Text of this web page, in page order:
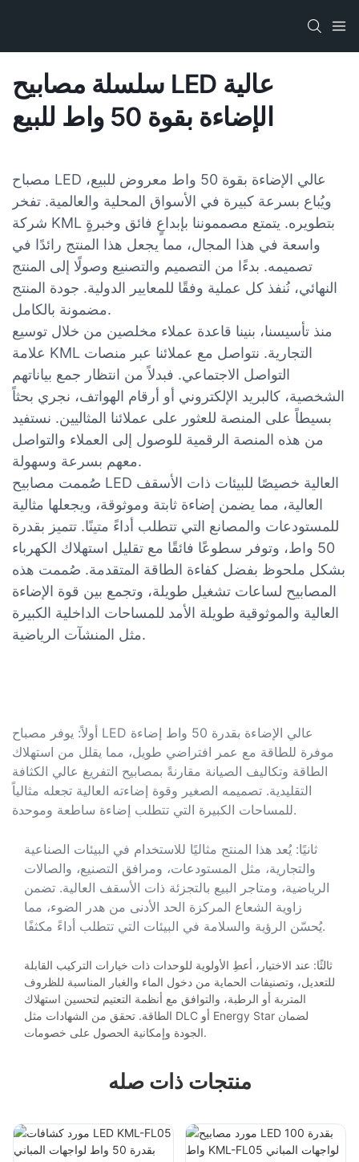
سلسلة مصابيح LED عالية
الإضاءة بقوة 50 واط للبيع
مصباح LED عالي الإضاءة بقوة 50 واط معروض للبيع،
ويُباع بسرعة كبيرة في الأسواق المحلية والعالمية. تفخر
شركة KML بتطويره. يتمتع مصمموننا بإبداعٍ فائق وخبرةٍ
واسعة في هذا المجال، مما يجعل هذا المنتج رائدًا في
تصميمه. بدءًا من التصميم والتصنيع وصولًا إلى المنتج
النهائي، نُنفذ كل عملية وفقًا للمعايير الدولية. جودة المنتج
مضمونة بالكامل.
منذ تأسيسنا، بنينا قاعدة عملاء مخلصين من خلال توسيع
علامة KML التجارية. نتواصل مع عملائنا عبر منصات
التواصل الاجتماعي. فبدلاً من انتظار جمع بياناتهم
الشخصية، كالبريد الإلكتروني أو أرقام الهواتف، نجري بحثاً
بسيطاً على المنصة للعثور على عملائنا المثاليين. نستفيد
من هذه المنصة الرقمية للوصول إلى العملاء والتواصل
معهم بسرعة وسهولة.
صُممت مصابيح LED العالية خصيصًا للبيئات ذات الأسقف
العالية، مما يضمن إضاءة ثابتة وموثوقة، ويجعلها مثالية
للمستودعات والمصانع التي تتطلب أداءً متينًا. تتميز بقدرة
50 واط، وتوفر سطوعًا فائقًا مع تقليل استهلاك الكهرباء
بشكل ملحوظ بفضل كفاءة الطاقة المتقدمة. صُممت هذه
المصابيح لساعات تشغيل طويلة، وتجمع بين قوة الإضاءة
العالية والموثوقية طويلة الأمد للمساحات الداخلية الكبيرة
مثل المنشآت الرياضية.
أولاً: يوفر مصباح LED عالي الإضاءة بقدرة 50 واط إضاءة
موفرة للطاقة مع عمر افتراضي طويل، مما يقلل من استهلاك
الطاقة وتكاليف الصيانة مقارنةً بمصابيح التفريغ عالي الكثافة
التقليدية. تصميمه الصغير وقوة إضاءته العالية تجعله مثالياً
للمساحات الكبيرة التي تتطلب إضاءة ساطعة وموحدة.
ثانيًا: يُعد هذا المنتج مثاليًا للاستخدام في البيئات الصناعية
والتجارية، مثل المستودعات، ومرافق التصنيع، والصالات
الرياضية، ومتاجر البيع بالتجزئة ذات الأسقف العالية. تضمن
زاوية الشعاع المركزة الحد الأدنى من هدر الضوء، مما
يُحسّن الرؤية والسلامة في البيئات التي تتطلب أداءً مكثفًا.
ثالثًا: عند الاختيار، أعطِ الأولوية للوحدات ذات خيارات التركيب القابلة
للتعديل، وتصنيفات الحماية من دخول الماء والغبار المناسبة للظروف
المتربة أو الرطبة، والتوافق مع أنظمة التعتيم لتحسين استهلاك
الطاقة. تحقق من الشهادات مثل DLC أو Energy Star لضمان
الجودة وإمكانية الحصول على خصومات.
منتجات ذات صله